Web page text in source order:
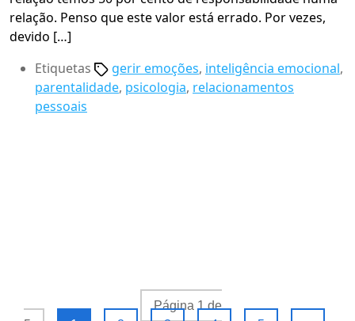
relação. Penso que este valor está errado. Por vezes,
devido […]
Etiquetas
gerir emoções, inteligência emocional,
parentalidade, psicologia, relacionamentos
pessoais
Página 1 de